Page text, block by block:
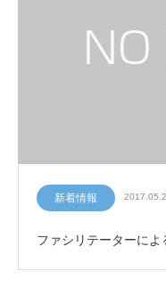
新着情報
ファシリテーターによ